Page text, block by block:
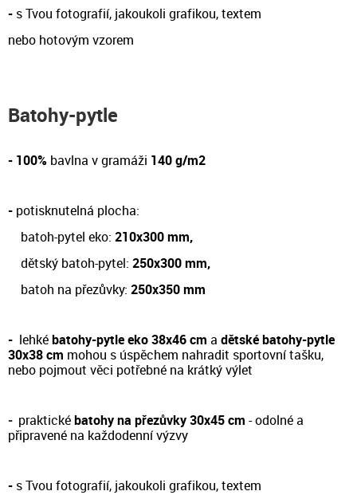
- s Tvou fotografií, jakoukoli grafikou, textem
nebo hotovým vzorem
Batohy-pytle
- 100% bavlna v gramáži 140 g/m2
- potisknutelná plocha:
batoh-pytel eko: 210x300 mm,
dětský batoh-pytel: 250x300 mm,
batoh na přezůvky: 250x350 mm
- lehkébatohy-pytle eko 38x46 cm a dětské batohy-pytle
30x38 cm mohou s úspěchem nahradit sportovní tašku,
nebo pojmout věci potřebné na krátký výlet
- praktickébatohy na přezůvky 30x45 cm - odolné a
připravené na každodenní výzvy
- s Tvou fotografií, jakoukoli grafikou, textem